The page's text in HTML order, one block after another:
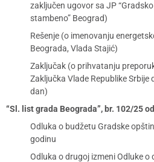
zaključen ugovor sa JP “Gradsko
stambeno” Beograd)
Rešenje (o imenovanju
Beograda, Vlada Stajić)
Zaključak (o prihvatanju
Zaključka Vlade Republike
dan)
“Sl. list grada Beograda”, br. 102/25
Odluka o budžetu Gradske
godinu
Odluka o drugoj izmeni Odluke